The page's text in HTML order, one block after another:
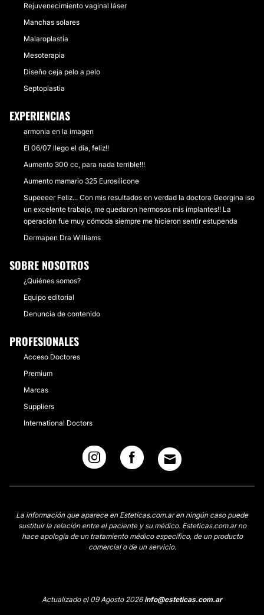
Rejuvenecimiento vaginal láser
Manchas solares
Malaroplastia
Mesoterapia
Diseño ceja pelo a pelo
Septoplastia
EXPERIENCIAS
armonia en la imagen
El 06/07 llego el dia, feliz!!
Aumento 300 cc, para nada terrible!!!
Aumento mamario 325 Eurosilicone
Supeeeer Feliz... Con mis resultados en verdad la doctora Georgina iso
un excelente trabajo, me quedaron hermosos mis implantes!! La
operación fue muy cómoda siempre me hicieron sentir estupenda
Dermapen Dra Williams
SOBRE NOSOTROS
¿Quiénes somos?
Equipo editorial
Denuncia de contenido
PROFESIONALES
Acceso Doctores
Premium
Marcas
Suppliers
International Doctors
La información que aparece en Esteticas.com.ar en ningún caso puede
sustituir la relación entre el paciente y su médico. Esteticas.com.ar no
hace apología de un tratamiento médico específico, de un producto
comercial o de un servicio.
Actualizado el 09 Agosto 2026info@esteticas.com.ar